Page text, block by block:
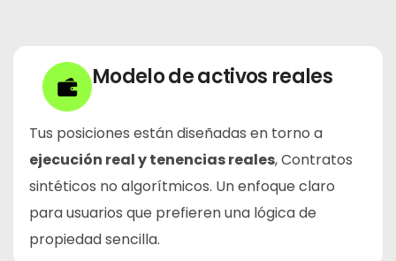
Modelo de activos reales
Tus posiciones están diseñadas en torno a
ejecución real y tenencias reales, Contratos
sintéticos no algorítmicos. Un enfoque claro
para usuarios que prefieren una lógica de
propiedad sencilla.